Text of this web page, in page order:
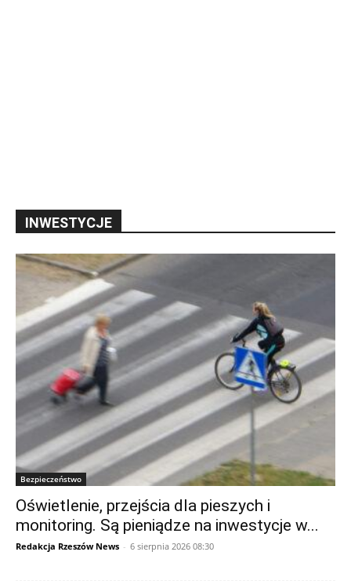
INWESTYCJE
Bezpieczeństwo
Oświetlenie, przejścia dla pieszych i
monitoring. Są pieniądze na inwestycje w...
Redakcja Rzeszów News - 6 sierpnia 2026 08:30